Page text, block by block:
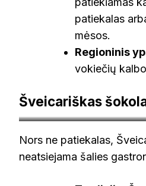
patiekalas
mėsos.
Regioninis
vokiečių
Šveicariškas
Nors ne patiekalas,
neatsiejama šalies